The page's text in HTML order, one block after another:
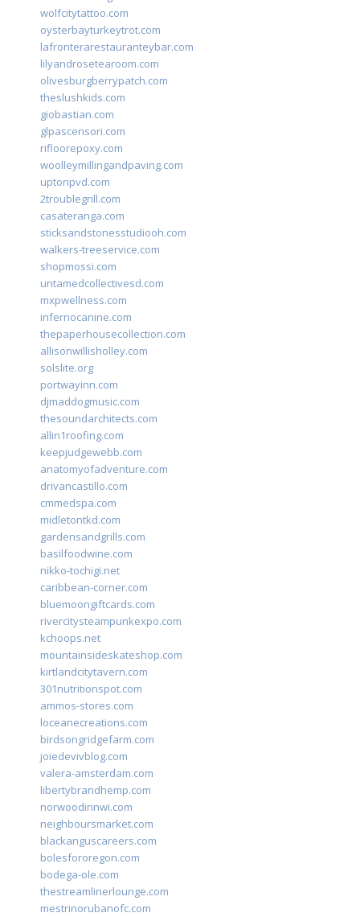
wolfcitytattoo.com
oysterbayturkeytrot.com
lafronterarestauranteybar.com
lilyandrosetearoom.com
olivesburgberrypatch.com
theslushkids.com
giobastian.com
glpascensori.com
rifloorepoxy.com
woolleymillingandpaving.com
uptonpvd.com
2troublegrill.com
casateranga.com
sticksandstonesstudiooh.com
walkers-treeservice.com
shopmossi.com
untamedcollectivesd.com
mxpwellness.com
infernocanine.com
thepaperhousecollection.com
allisonwillisholley.com
solslite.org
portwayinn.com
djmaddogmusic.com
thesoundarchitects.com
allin1roofing.com
keepjudgewebb.com
anatomyofadventure.com
drivancastillo.com
cmmedspa.com
midletontkd.com
gardensandgrills.com
basilfoodwine.com
nikko-tochigi.net
caribbean-corner.com
bluemoongiftcards.com
rivercitysteampunkexpo.com
kchoops.net
mountainsideskateshop.com
kirtlandcitytavern.com
301nutritionspot.com
ammos-stores.com
loceanecreations.com
birdsongridgefarm.com
joiedevivblog.com
valera-amsterdam.com
libertybrandhemp.com
norwoodinnwi.com
neighboursmarket.com
blackanguscareers.com
bolesfororegon.com
bodega-ole.com
thestreamlinerlounge.com
mestrinorubanofc.com